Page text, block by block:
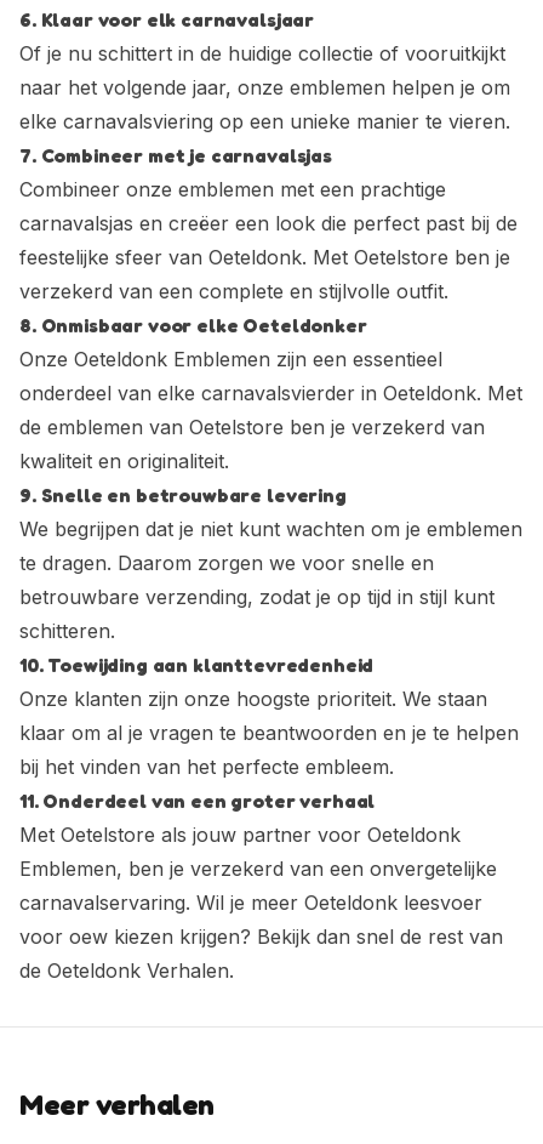
6. Klaar voor elk carnavalsjaar
Of je nu schittert in de huidige collectie of vooruitkijkt
naar het volgende jaar, onze emblemen helpen je om
elke carnavalsviering op een unieke manier te vieren.
7. Combineer met je carnavalsjas
Combineer onze emblemen met een prachtige
carnavalsjas en creëer een look die perfect past bij de
feestelijke sfeer van Oeteldonk. Met Oetelstore ben je
verzekerd van een complete en stijlvolle outfit.
8. Onmisbaar voor elke Oeteldonker
Onze Oeteldonk Emblemen zijn een essentieel
onderdeel van elke carnavalsvierder in Oeteldonk. Met
de emblemen van Oetelstore ben je verzekerd van
kwaliteit en originaliteit.
9. Snelle en betrouwbare levering
We begrijpen dat je niet kunt wachten om je emblemen
te dragen. Daarom zorgen we voor snelle en
betrouwbare verzending, zodat je op tijd in stijl kunt
schitteren.
10. Toewijding aan klanttevredenheid
Onze klanten zijn onze hoogste prioriteit. We staan
klaar om al je vragen te beantwoorden en je te helpen
bij het vinden van het perfecte embleem.
11. Onderdeel van een groter verhaal
Met Oetelstore als jouw partner voor Oeteldonk
Emblemen, ben je verzekerd van een onvergetelijke
carnavalservaring. Wil je meer Oeteldonk leesvoer
voor oew kiezen krijgen? Bekijk dan snel de rest van
de Oeteldonk Verhalen.
Meer verhalen